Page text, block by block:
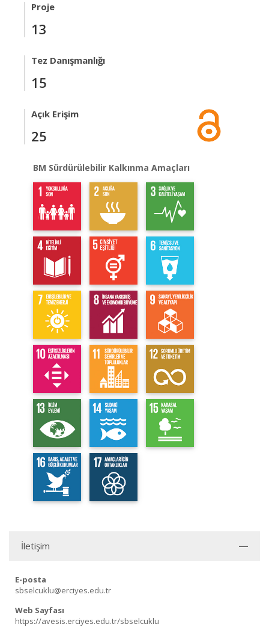
Proje
13
Tez Danışmanlığı
15
Açık Erişim
25
BM Sürdürülebilir Kalkınma Amaçları
İletişim
E-posta
sbselcuklu@erciyes.edu.tr
Web Sayfası
https://avesis.erciyes.edu.tr/sbselcuklu